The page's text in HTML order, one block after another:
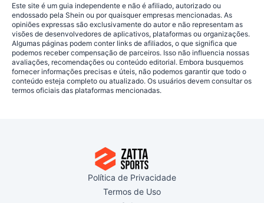
Este site é um guia independente e não é afiliado, autorizado ou
endossado pela Shein ou por quaisquer empresas mencionadas. As
opiniões expressas são exclusivamente do autor e não representam as
visões de desenvolvedores de aplicativos, plataformas ou organizações.
Algumas páginas podem conter links de afiliados, o que significa que
podemos receber compensação de parceiros. Isso não influencia nossas
avaliações, recomendações ou conteúdo editorial. Embora busquemos
fornecer informações precisas e úteis, não podemos garantir que todo o
conteúdo esteja completo ou atualizado. Os usuários devem consultar os
termos oficiais das plataformas mencionadas.
Política de Privacidade
Termos de Uso